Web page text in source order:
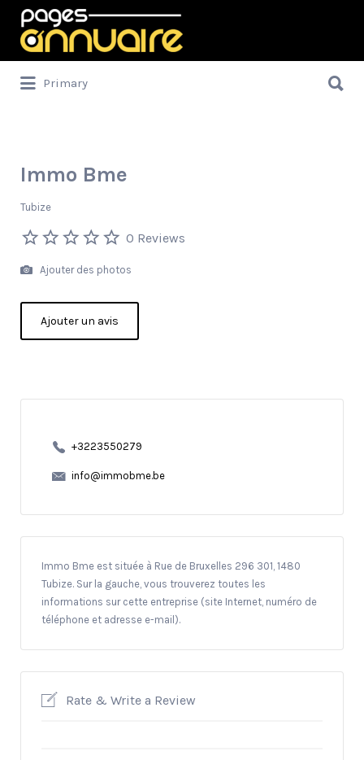
Rechercher:
Primary
Immo Bme
Tubize
0 Reviews
Ajouter des photos
Ajouter un avis
+3223550279
info@immobme.be
Immo Bme est située à Rue de Bruxelles 296 301, 1480
Tubize. Sur la gauche, vous trouverez toutes les
informations sur cette entreprise (site Internet, numéro de
téléphone et adresse e-mail).
Rate & Write a Review